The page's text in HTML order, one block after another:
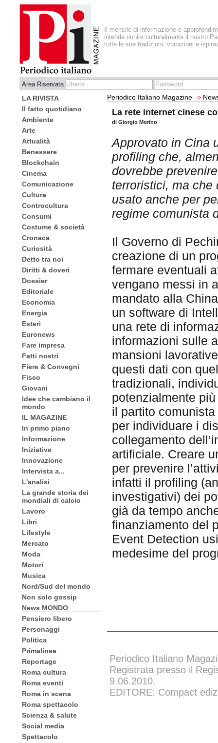
Il mensile di informazione e
intende riunire culturalmente il nostro
tutte le sue tradizioni, vocazioni e
Area Riservata
LA RIVISTA
Il fatto quotidiano
Ambiente
Arte
Attualità
Benessere
Blockchain
Cinema
Comunicazione
Cultura
Controcultura
Consumi
Costume & società
Cronaca
Curiosità
Detto tra noi
Diritti & doveri
Dossier
Editoriale
Economia
Energia
Esteri
Euronews
Fare impresa
Fatti nostri
Fiere & Convegni
Fisco
Giovani
Idee che cambiano il
mondo
IL MAGAZINE
In primo piano
Informazione
Iniziative
Innovazione
Intervista a...
L'analisi
La grande storia dei
mondiali di calcio
Lavoro
Libri
Lifestyle
Mercato
Moda
Motori
Musica
Nord/Sud del mondo
Non solo gossip
News MONDO
Pensiero libero
Personaggi
Politica
Primalinea
Reportage
Roma cultura
Roma eventi
Roma in scena
Roma spettacolo
Scienza & salute
Social media
Spettacolo
Periodico Italiano Magazine ->
La rete internet cinese
di Giorgio Morino
Approvato in Cina
profiling che,
dovrebbe
terroristici, ma che
usato anche per
regime comunista
Il Governo di
creazione di un
fermare eventuali
vengano messi in
mandato alla
un software di
una rete di
informazioni sulle
mansioni
questi dati con
tradizionali,
potenzialmente
il partito
per individuare i
collegamento
artificiale. Creare
per prevenire
infatti il profiling
investigativi) dei
già da tempo
finanziamento del
Event Detection
medesime del
Periodico Italiano
Registrata presso il
9.06.2010.
EDITORE: Compact